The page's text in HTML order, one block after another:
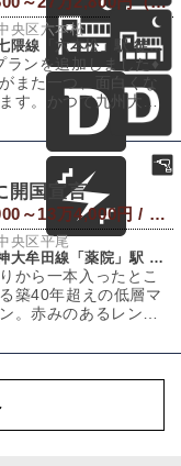
央区六本松
地下鉄七隈線「六本松」駅 徒歩2分
ランを追加しました♦︎
また一つ、面白くな
す。かつて九州大学
を構えていたこの地
後の
開国宣言
6万7,000～13万4,000円 / 23～46㎡
央区平尾
西鉄天神大牟田線「薬院」駅 徒歩7分
から一本入ったとこ
築40年超えの低層マ
。赤みのあるレンガ
派手さ